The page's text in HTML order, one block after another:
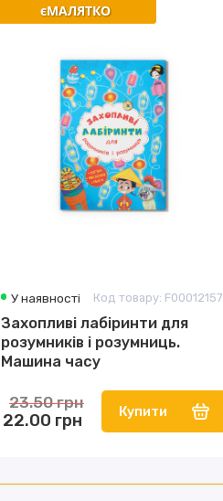
У наявності Код товару: F00012157
Захопливі лабіринти для
розумників і розумниць.
Машина часу
єМАЛЯТКО
єМАЛЯТКО
22.00 грн
23.50 грн Купити